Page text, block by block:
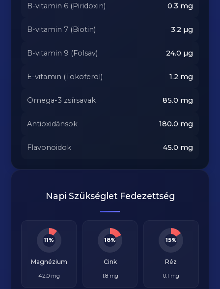
B-vitamin 6 (Piridoxin) 0.3 mg
B-vitamin 7 (Biotin) 3.2 µg
B-vitamin 9 (Folsav) 24.0 µg
E-vitamin (Tokoferol) 1.2 mg
Omega-3 zsírsavak 85.0 mg
Antioxidánsok 180.0 mg
Flavonoidok 45.0 mg
Napi Szükséglet Fedezettség
11%
Magnézium
42.0 mg
18%
Cink
1.8 mg
15%
Réz
0.1 mg